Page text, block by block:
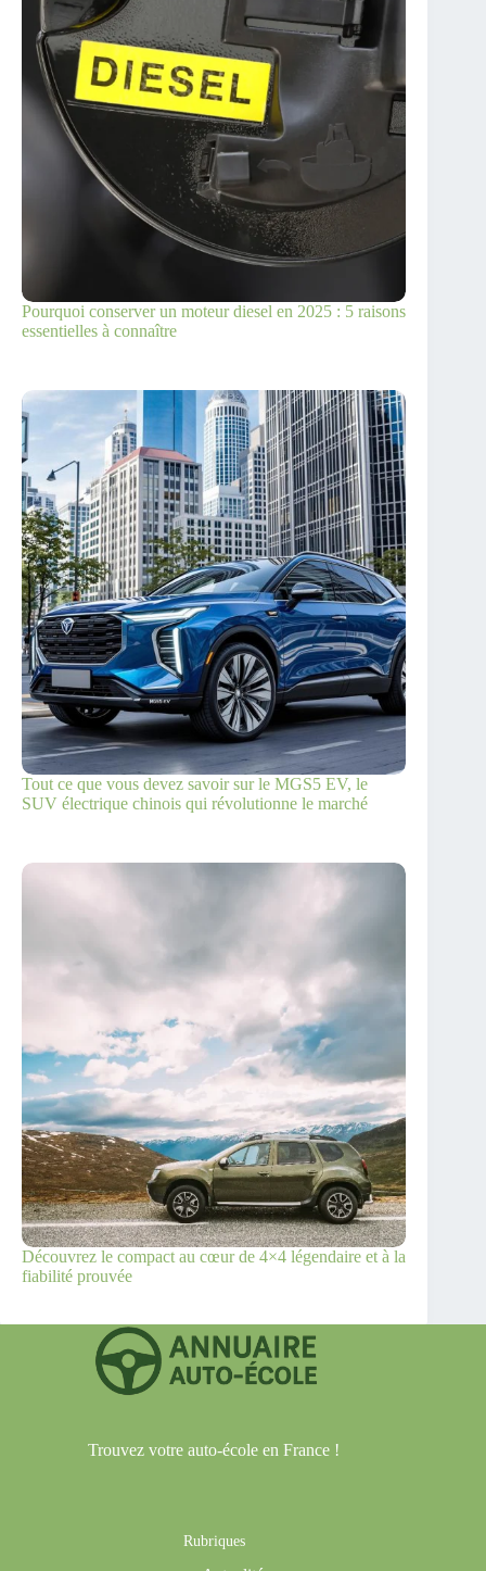
Pourquoi conserver un moteur diesel en 2025 : 5 raisons
essentielles à connaître
Tout ce que vous devez savoir sur le MGS5 EV, le
SUV électrique chinois qui révolutionne le marché
Découvrez le compact au cœur de 4×4 légendaire et à la
fiabilité prouvée
Trouvez votre auto-école en France !
Rubriques